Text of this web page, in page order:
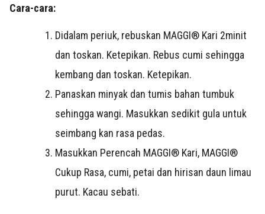
Cara-cara:
Didalam periuk, rebuskan MAGGI® Kari 2minit
dan toskan. Ketepikan. Rebus cumi sehingga
kembang dan toskan. Ketepikan.
Panaskan minyak dan tumis bahan tumbuk
sehingga wangi. Masukkan sedikit gula untuk
seimbang kan rasa pedas.
Masukkan Perencah MAGGI® Kari, MAGGI®
Cukup Rasa, cumi, petai dan hirisan daun limau
purut. Kacau sebati.